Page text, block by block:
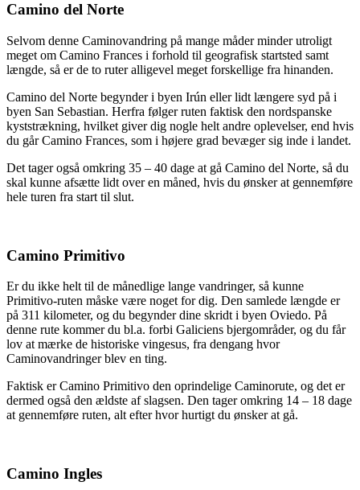
Camino del Norte
Selvom denne Caminovandring på mange måder minder utroligt
meget om Camino Frances i forhold til geografisk startsted samt
længde, så er de to ruter alligevel meget forskellige fra hinanden.
Camino del Norte begynder i byen Irún eller lidt længere syd på i
byen San Sebastian. Herfra følger ruten faktisk den nordspanske
kyststrækning, hvilket giver dig nogle helt andre oplevelser, end hvis
du går Camino Frances, som i højere grad bevæger sig inde i landet.
Det tager også omkring 35 – 40 dage at gå Camino del Norte, så du
skal kunne afsætte lidt over en måned, hvis du ønsker at gennemføre
hele turen fra start til slut.
Camino Primitivo
Er du ikke helt til de månedlige lange vandringer, så kunne
Primitivo-ruten måske være noget for dig. Den samlede længde er
på 311 kilometer, og du begynder dine skridt i byen Oviedo. På
denne rute kommer du bl.a. forbi Galiciens bjergområder, og du får
lov at mærke de historiske vingesus, fra dengang hvor
Caminovandringer blev en ting.
Faktisk er Camino Primitivo den oprindelige Caminorute, og det er
dermed også den ældste af slagsen. Den tager omkring 14 – 18 dage
at gennemføre ruten, alt efter hvor hurtigt du ønsker at gå.
Camino Ingles